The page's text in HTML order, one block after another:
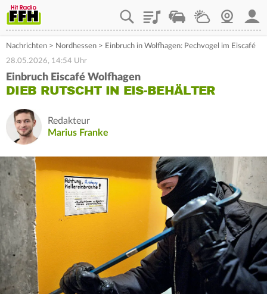
PlaylistStaupilotWetterWebcam
Nachrichten > Nordhessen > Einbruch in Wolfhagen: Pechvogel im Eiscafé
28.05.2026, 14:54 Uhr
Einbruch Eiscafé Wolfhagen
DIEB RUTSCHT IN EIS-BEHÄLTER
Redakteur
Marius Franke